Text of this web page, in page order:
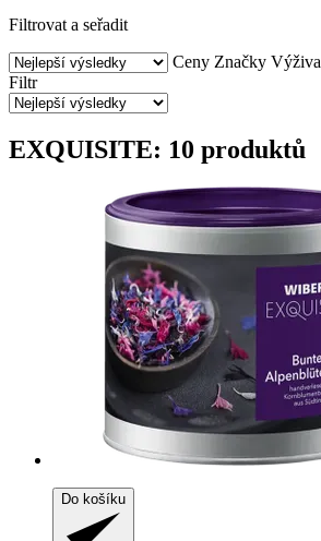
Filtrovat a seřadit
Ceny Značky Výživa
Filtr
EXQUISITE: 10 produktů
Do košíku